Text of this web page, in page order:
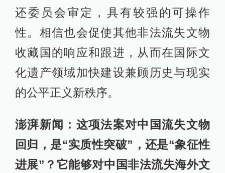
还委员会审定，具有较强的可操作
性。相信也会促使其他非法流失文物
收藏国的响应和跟进，从而在国际文
化遗产领域加快建设兼顾历史与现实
的公平正义新秩序。
澎湃新闻：这项法案对中国流失文物
回归，是“实质性突破”，还是“象征性
进展”？它能够对中国非法流失海外文